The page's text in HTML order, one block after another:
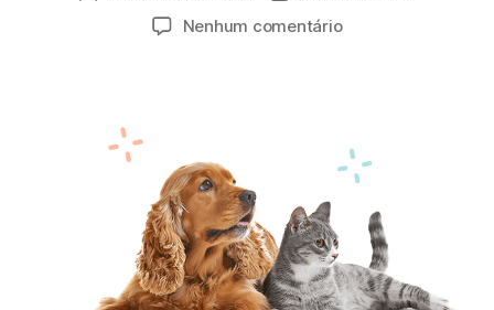
Nenhum comentário